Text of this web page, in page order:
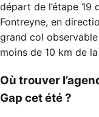
départ de l’étape 19
Fontreyne, en
grand col
moins de 10 km de
Où trouver
Gap cet été ?